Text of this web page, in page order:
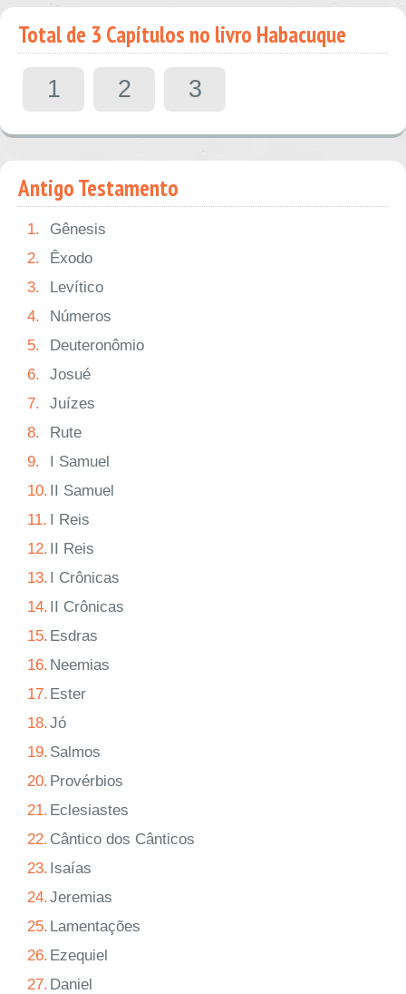
Total de 3 Capítulos no livro Habacuque
1 2 3
Antigo Testamento
1.
Gênesis
2.
Êxodo
3.
Levítico
4.
Números
5.
Deuteronômio
6.
Josué
7.
Juízes
8.
Rute
9.
I Samuel
10. II Samuel
11. I Reis
12. II Reis
13. I Crônicas
14. II Crônicas
15. Esdras
16. Neemias
17. Ester
18.Jó
19. Salmos
20. Provérbios
21. Eclesiastes
22. Cântico dos Cânticos
23. Isaías
24.Jeremias
25. Lamentações
26. Ezequiel
27. Daniel